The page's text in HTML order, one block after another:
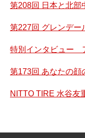
第208回 日本と北部
第227回 グレンデー
特別インタビュー
第173回 あなたの顔
NITTO TIRE 水谷